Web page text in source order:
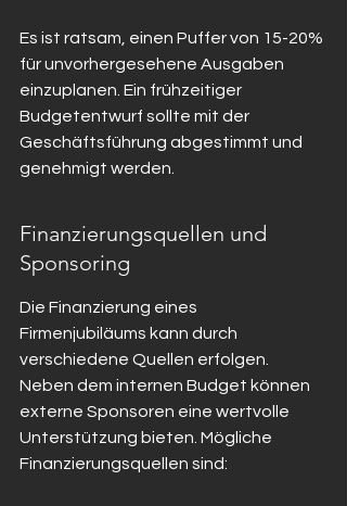
Es ist ratsam, einen Puffer von 15-20%
für unvorhergesehene Ausgaben
einzuplanen. Ein frühzeitiger
Budgetentwurf sollte mit der
Geschäftsführung abgestimmt und
genehmigt werden.
Finanzierungsquellen und
Sponsoring
Die Finanzierung eines
Firmenjubiläums kann durch
verschiedene Quellen erfolgen.
Neben dem internen Budget können
externe Sponsoren eine wertvolle
Unterstützung bieten. Mögliche
Finanzierungsquellen sind: